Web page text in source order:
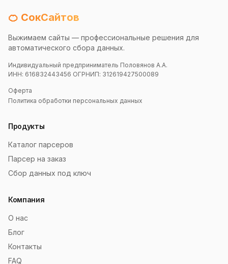
🍊 СокСайтов
Выжимаем сайты — профессиональные решения для
автоматического сбора данных.
Индивидуальный предприниматель Половянов А.А.
ИНН: 616832443456 ОГРНИП: 312619427500089
Оферта
Политика обработки персональных данных
Продукты
Каталог парсеров
Парсер на заказ
Сбор данных под ключ
Компания
О нас
Блог
Контакты
FAQ